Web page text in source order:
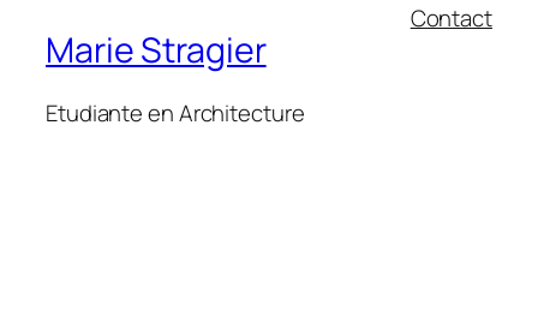
Marie Stragier
Etudiante en Architecture
Contact